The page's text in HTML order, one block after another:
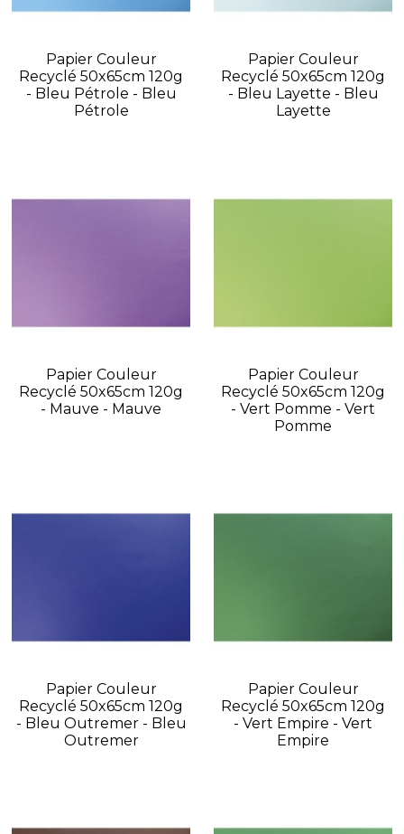
Papier Couleur
Recyclé 50x65cm 120g
- Bleu Pétrole - Bleu
Pétrole
Papier Couleur
Recyclé 50x65cm 120g
- Bleu Layette - Bleu
Layette
Papier Couleur
Recyclé 50x65cm 120g
- Mauve - Mauve
Papier Couleur
Recyclé 50x65cm 120g
- Vert Pomme - Vert
Pomme
Papier Couleur
Recyclé 50x65cm 120g
- Bleu Outremer - Bleu
Outremer
Papier Couleur
Recyclé 50x65cm 120g
- Vert Empire - Vert
Empire